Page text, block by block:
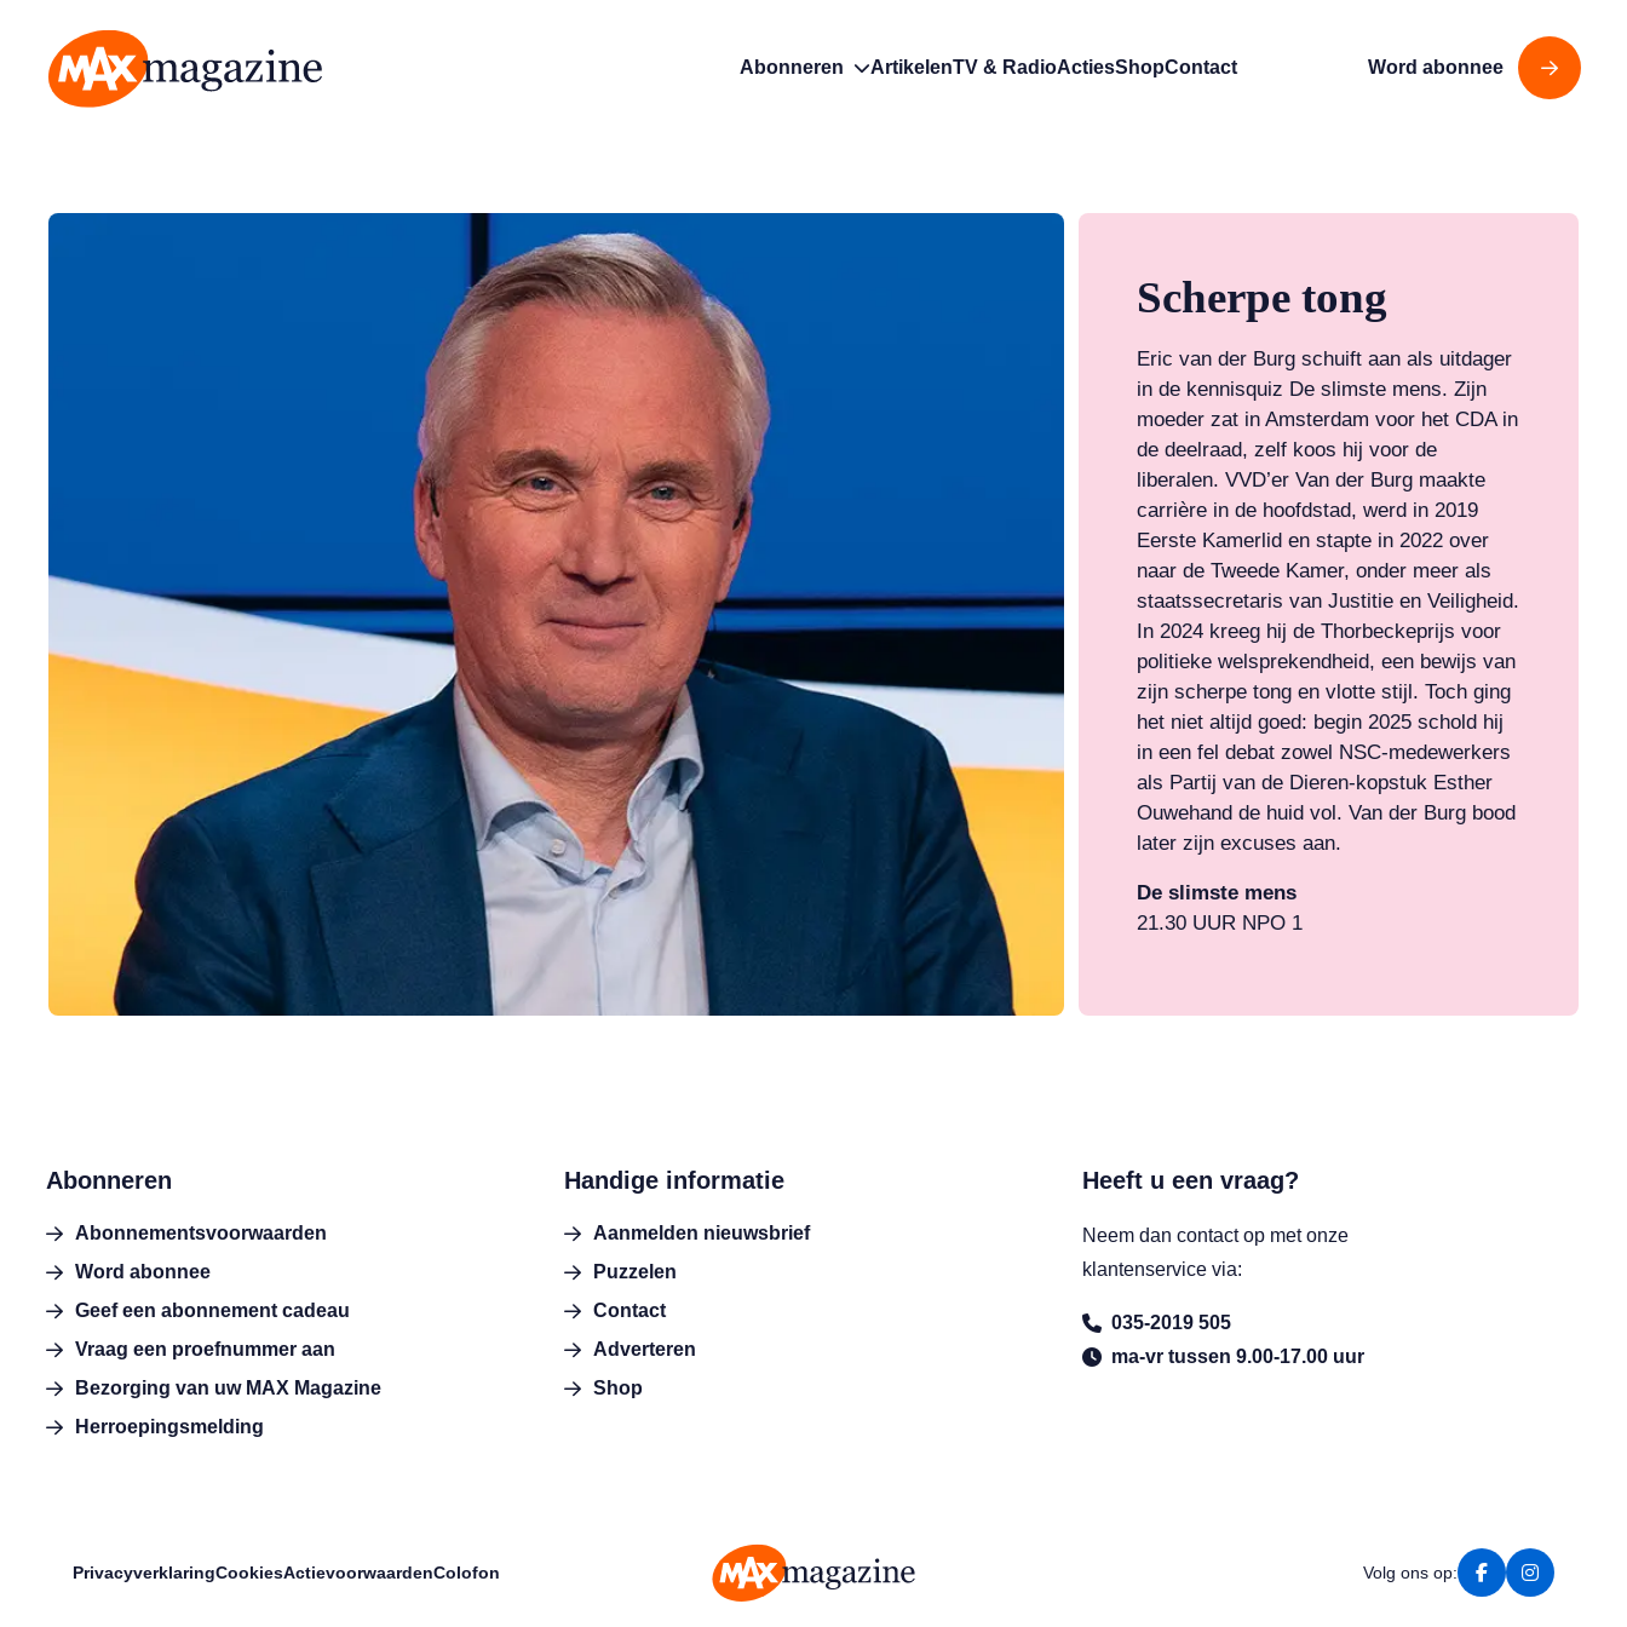
Abonneren ArtikelenTV & RadioActiesShopContact Word abonnee
Scherpe tong
Eric van der Burg schuift aan als uitdager
in de kennisquiz De slimste mens. Zijn
moeder zat in Amsterdam voor het CDA in
de deelraad, zelf koos hij voor de
liberalen. VVD’er Van der Burg maakte
carrière in de hoofdstad, werd in 2019
Eerste Kamerlid en stapte in 2022 over
naar de Tweede Kamer, onder meer als
staatssecretaris van Justitie en Veiligheid.
In 2024 kreeg hij de Thorbeckeprijs voor
politieke welsprekendheid, een bewijs van
zijn scherpe tong en vlotte stijl. Toch ging
het niet altijd goed: begin 2025 schold hij
in een fel debat zowel NSC-medewerkers
als Partij van de Dieren-kopstuk Esther
Ouwehand de huid vol. Van der Burg bood
later zijn excuses aan.
De slimste mens
21.30 UUR NPO 1
Abonneren
Abonnementsvoorwaarden
Word abonnee
Geef een abonnement cadeau
Vraag een proefnummer aan
Bezorging van uw MAX Magazine
Herroepingsmelding
Handige informatie
Aanmelden nieuwsbrief
Puzzelen
Contact
Adverteren
Shop
Heeft u een vraag?
Neem dan contact op met onze
klantenservice via:
035-2019 505
ma-vr tussen 9.00-17.00 uur
PrivacyverklaringCookiesActievoorwaardenColofon Volg ons op: